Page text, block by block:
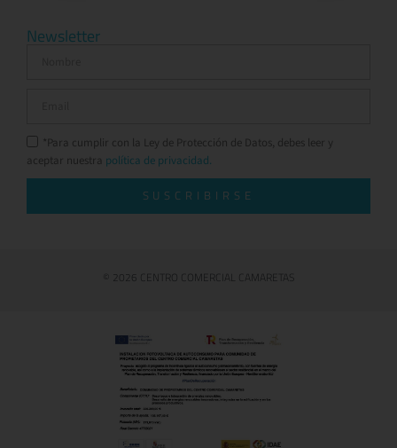
Newsletter
*Para cumplir con la Ley de Protección de Datos, debes leer y
aceptar nuestra política de privacidad.
SUSCRIBIRSE
© 2026 CENTRO COMERCIAL CAMARETAS